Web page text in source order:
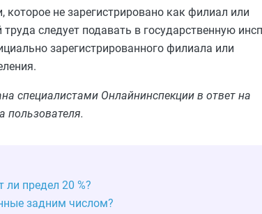
не зарегистрировано как филиал или
следует подавать в государственную
зарегистрированного филиала или
специалистами Онлайнинспекции в ответ на
пользователя.
ли предел 20 %?
задним числом?